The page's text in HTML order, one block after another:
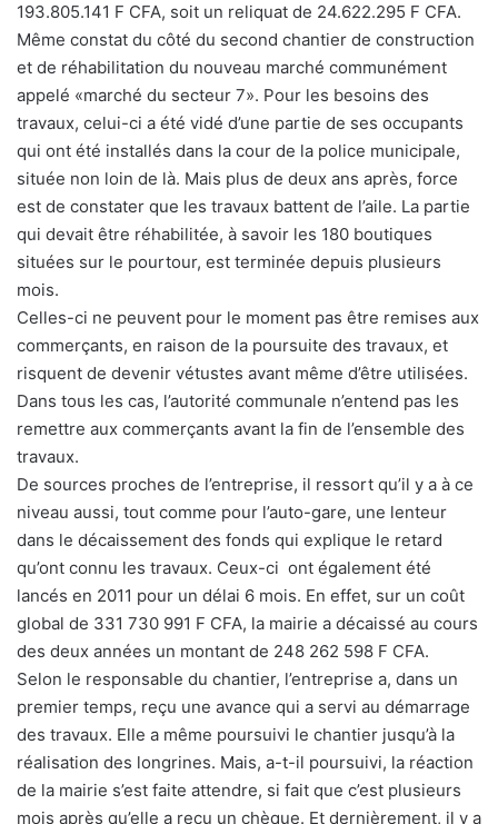
193.805.141 F CFA, soit un reliquat de 24.622.295 F CFA.
Même constat du côté du second chantier de construction
et de réhabilitation du nouveau marché communément
appelé «marché du secteur 7». Pour les besoins des
travaux, celui-ci a été vidé d’une partie de ses occupants
qui ont été installés dans la cour de la police municipale,
située non loin de là. Mais plus de deux ans après, force
est de constater que les travaux battent de l’aile. La partie
qui devait être réhabilitée, à savoir les 180 boutiques
situées sur le pourtour, est terminée depuis plusieurs
mois.
Celles-ci ne peuvent pour le moment pas être remises aux
commerçants, en raison de la poursuite des travaux, et
risquent de devenir vétustes avant même d’être utilisées.
Dans tous les cas, l’autorité communale n’entend pas les
remettre aux commerçants avant la fin de l’ensemble des
travaux.
De sources proches de l’entreprise, il ressort qu’il y a à ce
niveau aussi, tout comme pour l’auto-gare, une lenteur
dans le décaissement des fonds qui explique le retard
qu’ont connu les travaux. Ceux-ci ont également été
lancés en 2011 pour un délai 6 mois. En effet, sur un coût
global de 331 730 991 F CFA, la mairie a décaissé au cours
des deux années un montant de 248 262 598 F CFA.
Selon le responsable du chantier, l’entreprise a, dans un
premier temps, reçu une avance qui a servi au démarrage
des travaux. Elle a même poursuivi le chantier jusqu’à la
réalisation des longrines. Mais, a-t-il poursuivi, la réaction
de la mairie s’est faite attendre, si fait que c’est plusieurs
mois après qu’elle a reçu un chèque. Et dernièrement, il y a